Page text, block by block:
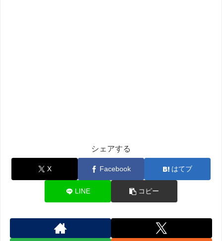
シェアする
X Facebook はてブ
LINE コピー